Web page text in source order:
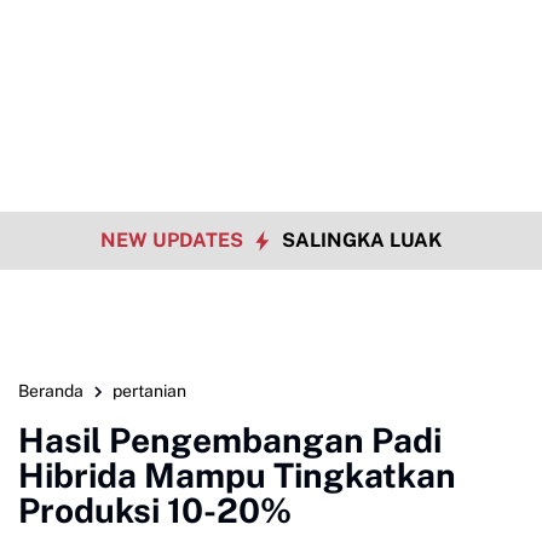
NEW UPDATES SALINGKA LUAK
Beranda pertanian
Hasil Pengembangan Padi
Hibrida Mampu Tingkatkan
Produksi 10-20%